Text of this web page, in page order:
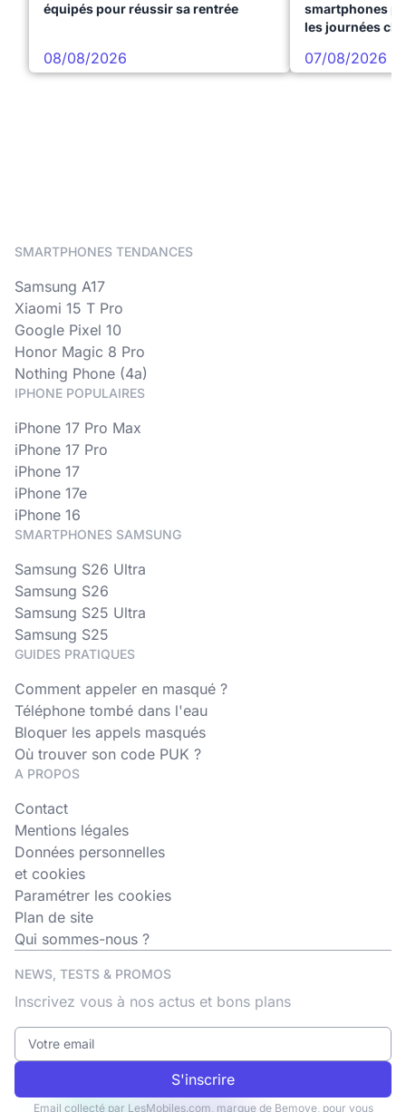
équipés pour réussir sa rentrée
08/08/2026
smartphones
les journées
07/08/2026
SMARTPHONES TENDANCES
Samsung A17
Xiaomi 15 T Pro
Google Pixel 10
Honor Magic 8 Pro
Nothing Phone (4a)
IPHONE POPULAIRES
iPhone 17 Pro Max
iPhone 17 Pro
iPhone 17
iPhone 17e
iPhone 16
SMARTPHONES SAMSUNG
Samsung S26 Ultra
Samsung S26
Samsung S25 Ultra
Samsung S25
GUIDES PRATIQUES
Comment appeler en masqué ?
Téléphone tombé dans l'eau
Bloquer les appels masqués
Où trouver son code PUK ?
A PROPOS
Contact
Mentions légales
Données personnelles
et cookies
Paramétrer les cookies
Plan de site
Qui sommes-nous ?
NEWS, TESTS & PROMOS
Inscrivez vous à nos actus et bons plans
S'inscrire
Email collecté par LesMobiles.com, marque de Bemove, pour vous